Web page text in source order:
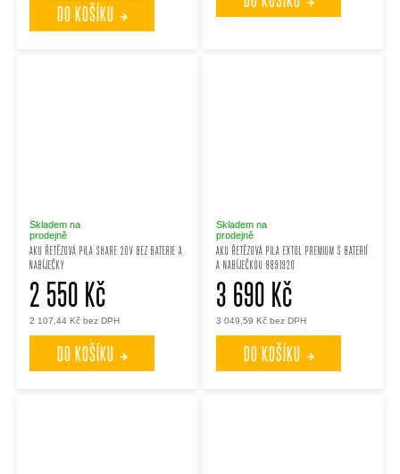
DO KOŠÍKU
AKU ŘETĚZOVÁ PILA SHARE 20V BEZ BATERIE A
NABÍJEČKY
Skladem na
prodejně
2 107,44 Kč bez DPH
2 550 Kč
DO KOŠÍKU
AKU ŘETĚZOVÁ PILA EXTOL PREMIUM S BATERIÍ
A NABÍJEČKOU 8891920
Skladem na
prodejně
3 049,59 Kč bez DPH
3 690 Kč
DO KOŠÍKU